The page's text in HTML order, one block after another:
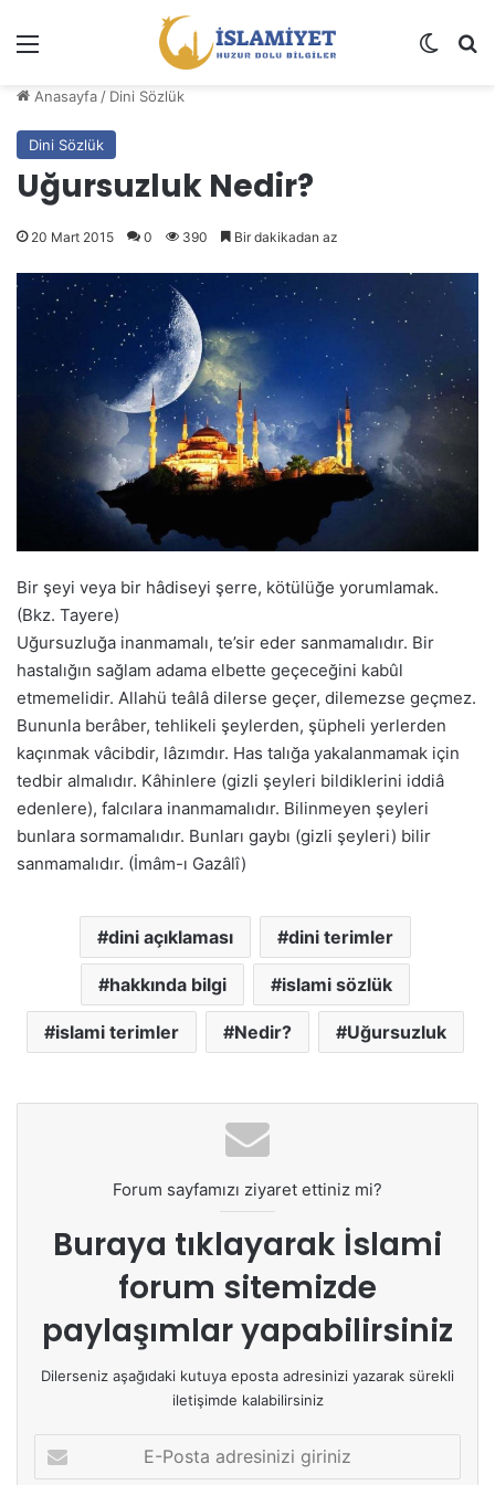
Dış
Anasayfa / Dini Sözlük
Dini Sözlük
Uğursuzluk Nedir?
20 Mart 2015 0 390 Bir dakikadan az
Bir şeyi veya bir hâdiseyi şerre, kötülüğe yorumlamak.
(Bkz. Tayere)
Uğursuzluğa inanmamalı, te’sir eder sanmamalıdır. Bir
hastalığın sağlam adama elbette geçeceğini kabûl
etmemelidir. Allahü teâlâ dilerse geçer, dilemezse geçmez.
Bununla berâber, tehlikeli şeylerden, şüpheli yerlerden
kaçınmak vâcibdir, lâzımdır. Has talığa yakalanmamak için
tedbir almalıdır. Kâhinlere (gizli şeyleri bildiklerini iddiâ
edenlere), falcılara inanmamalıdır. Bilinmeyen şeyleri
bunlara sormamalıdır. Bunları gaybı (gizli şeyleri) bilir
sanmamalıdır. (İmâm-ı Gazâlî)
dini açıklaması dini terimler
hakkında bilgi islami sözlük
islami terimler Nedir? Uğursuzluk
Forum sayfamızı ziyaret ettiniz mi?
Buraya tıklayarak İslami
forum sitemizde
paylaşımlar yapabilirsiniz
Dilerseniz aşağıdaki kutuya eposta adresinizi yazarak sürekli
iletişimde kalabilirsiniz